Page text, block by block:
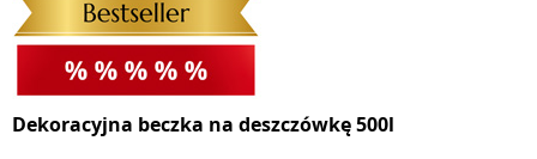
Dekoracyjna beczka na deszczówkę 500l